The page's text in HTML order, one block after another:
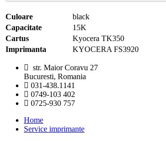
Culoare
black
Capacitate
15K
Cartus
Kyocera TK350
Imprimanta
KYOCERA FS3920
str. Maior Coravu 27
Bucuresti, Romania
031-438.1141
0749-103 402
0725-930 757
Home
Service imprimante